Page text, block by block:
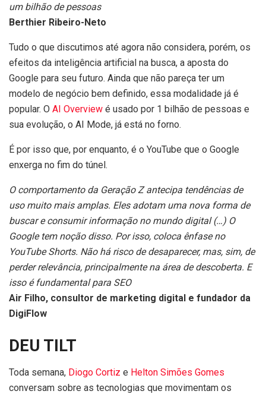
um bilhão de pessoas
Berthier Ribeiro-Neto
Tudo o que discutimos até agora não considera, porém, os
efeitos da inteligência artificial na busca, a aposta do
Google para seu futuro. Ainda que não pareça ter um
modelo de negócio bem definido, essa modalidade já é
popular. O AI Overview é usado por 1 bilhão de pessoas e
sua evolução, o AI Mode, já está no forno.
É por isso que, por enquanto, é o YouTube que o Google
enxerga no fim do túnel.
O comportamento da Geração Z antecipa tendências de
uso muito mais amplas. Eles adotam uma nova forma de
buscar e consumir informação no mundo digital (…) O
Google tem noção disso. Por isso, coloca ênfase no
YouTube Shorts. Não há risco de desaparecer, mas, sim, de
perder relevância, principalmente na área de descoberta. E
isso é fundamental para SEO
Air Filho, consultor de marketing digital e fundador da
DigiFlow
DEU TILT
Toda semana, Diogo Cortiz e Helton Simões Gomes
conversam sobre as tecnologias que movimentam os